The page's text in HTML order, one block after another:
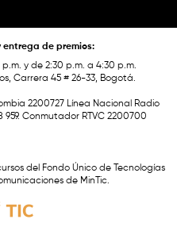
entrega de premios:
y de 2:30 p.m. a 4:30 p.m.
Carrera 45 # 26-33, Bogotá.
2200727 Línea Nacional Radio
Conmutador RTVC 2200700
del Fondo Único de Tecnologías
de MinTic.